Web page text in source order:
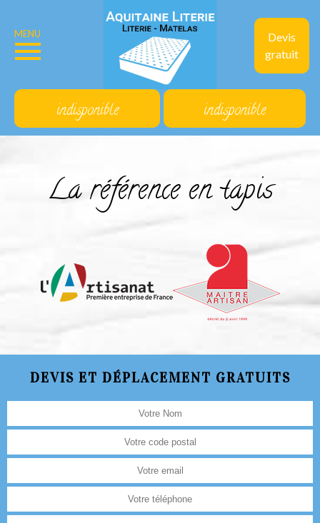
Devis
gratuit
MENU
indisponible indisponible
La référence en tapis
DEVIS ET DÉPLACEMENT GRATUITS